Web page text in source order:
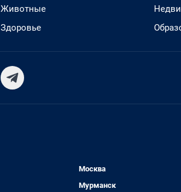
Животные
Здоровье
Москва
Мурманск